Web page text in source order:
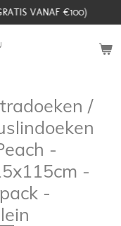
VANAF €100)
/
-
-
-